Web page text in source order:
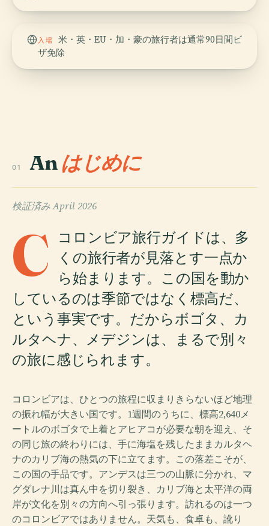
入場
米・英・EU・加・豪の旅行者は通常90日間ビ
ザ免除
01 Anはじめに
検証済みApril 2026
C コロンビア旅行ガイドは、多
くの旅行者が見落とす一点か
ら始まります。この国を動か
しているのは季節ではなく標高だ、
という事実です。だからボゴタ、カ
ルタヘナ、メデジンは、まるで別々
の旅に感じられます。
コロンビアは、ひとつの旅程に収まりきらないほど地理
の振れ幅が大きい国です。1週間のうちに、標高2,640メ
ートルのボゴタで上着とアヒアコが必要な朝を迎え、そ
の同じ旅の終わりには、手に海塩を残したままカルタヘ
ナのカリブ海の熱気の下に立てます。この落差こそが、
この国の手品です。アンデスは三つの山脈に分かれ、マ
グダレナ川は真ん中を切り裂き、カリブ海と太平洋の両
岸が文化を別々の方向へ引っ張ります。訪れるのは一つ
のコロンビアではありません。天気も、食卓も、訛り